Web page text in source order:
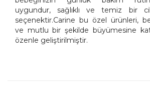
uygundur, sağlıklı ve temiz bir
seçenektir.Carine bu özel ürünleri,
ve mutlu bir şekilde büyümesine
özenle geliştirilmiştir.